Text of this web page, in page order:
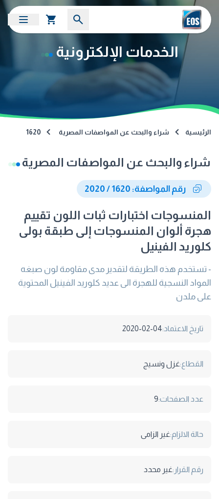
الخدمات الإلكترونية
الرئيسية شراء والبحث عن المواصفات المصرية 1620
شراء والبحث عن المواصفات المصرية
رقم المواصفة: 1620 / 2020
المنسوجات اختبارات ثبات اللون تقييم
هجرة ألوان المنسوجات إلى طبقة بولى
كلوريد الفينيل
- تستخدم هذه الطريقة لتقدير مدى مقاومة لون صبغه
المواد النسجية للهجرة الى عديد كلوريد الفينيل المحتوية
على ملدن
تاريخ الاعتماد:2020-02-04
القطاع:غزل ونسيج
عدد الصفحات:9
حالة الالزام:غير الزامى
رقم القرار:غير محدد